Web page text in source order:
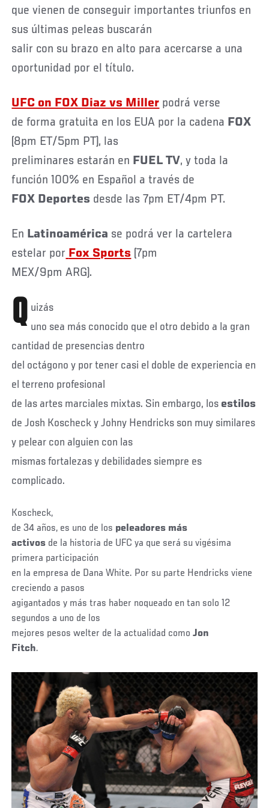
que vienen de conseguir importantes triunfos en
sus últimas peleas buscarán
salir con su brazo en alto para acercarse a una
oportunidad por el título.
UFC on FOX Diaz vs Miller podrá verse
de forma gratuita en los EUA por la cadena FOX
(8pm ET/5pm PT), las
preliminares estarán en FUEL TV, y toda la
función 100% en Español a través de
FOX Deportes desde las 7pm ET/4pm PT.
En Latinoamérica se podrá ver la cartelera
estelar por Fox Sports (7pm
MEX/9pm ARG).
Q uizás
uno sea más conocido que el otro debido a la gran
cantidad de presencias dentro
del octágono y por tener casi el doble de experiencia en
el terreno profesional
de las artes marciales mixtas. Sin embargo, los estilos
de Josh Koscheck y Johny Hendricks son muy similares
y pelear con alguien con las
mismas fortalezas y debilidades siempre es
complicado.
Koscheck,
de 34 años, es uno de los peleadores más
activos de la historia de UFC ya que será su vigésima
primera participación
en la empresa de Dana White. Por su parte Hendricks viene
creciendo a pasos
agigantados y más tras haber noqueado en tan solo 12
segundos a uno de los
mejores pesos welter de la actualidad comoJon
Fitch.